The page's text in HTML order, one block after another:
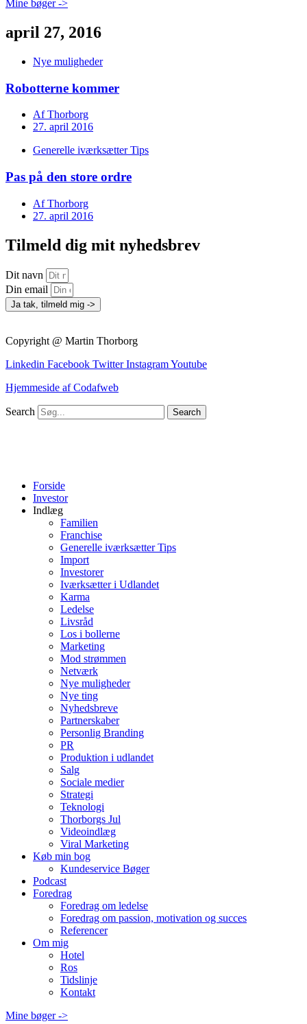
Mine bøger ->
april 27, 2016
Nye muligheder
Robotterne kommer
AfThorborg
27. april 2016
Generelle iværksætter Tips
Pas på den store ordre
AfThorborg
27. april 2016
Tilmeld dig mit nyhedsbrev
Dit navn
Din email
Ja tak, tilmeld mig ->
Copyright @ Martin Thorborg
Linkedin Facebook Twitter InstagramYoutube
Hjemmeside af Codafweb
Search Search
Forside
Investor
Indlæg
Familien
Franchise
Generelle iværksætter Tips
Import
Investorer
Iværksætter i Udlandet
Karma
Ledelse
Livsråd
Los i bollerne
Marketing
Mod strømmen
Netværk
Nye muligheder
Nye ting
Nyhedsbreve
Partnerskaber
Personlig Branding
PR
Produktion i udlandet
Salg
Sociale medier
Strategi
Teknologi
Thorborgs Jul
Videoindlæg
Viral Marketing
Køb min bog
Kundeservice Bøger
Podcast
Foredrag
Foredrag om ledelse
Foredrag om passion, motivation og succes
Referencer
Om mig
Hotel
Ros
Tidslinje
Kontakt
Mine bøger ->